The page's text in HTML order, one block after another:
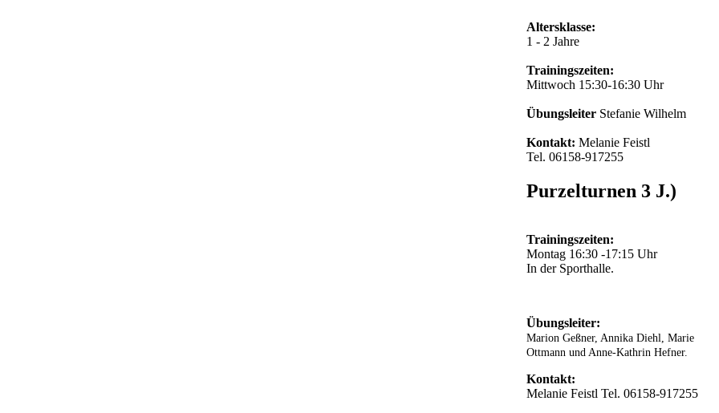
Altersklasse:
1 - 2 Jahre
Trainingszeiten:
Mittwoch 15:30-16:30 Uhr
Übungsleiter Stefanie Wilhelm
Kontakt: Melanie Feistl
Tel. 06158-917255
Purzelturnen 3 J.)
Trainingszeiten:
Montag 16:30 -17:15 Uhr
In der Sporthalle.
Übungsleiter:
Marion Geßner, Annika Diehl, Marie
Ottmann und Anne-Kathrin Hefner.
Kontakt:
Melanie Feistl Tel. 06158-917255